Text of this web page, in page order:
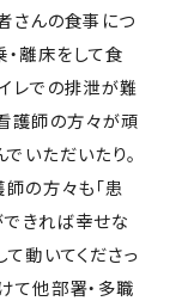
さんの食事につ
離床をして食
レでの排泄が難
護師の方々が頑
いただいたり。
師の方々も「患
きれば幸せな
動いてくださっ
て他部署・多職